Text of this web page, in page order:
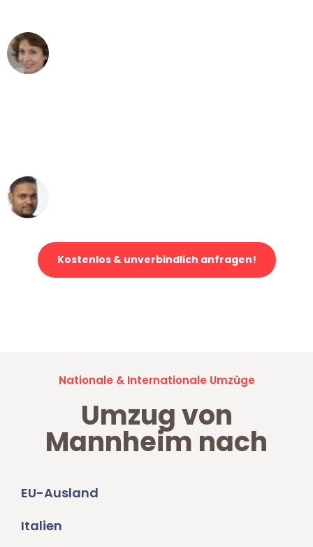
Kostenlos & unverbindlich anfragen!
Nationale & Internationale Umzüge
Umzug von
Mannheim nach
EU-Ausland
Italien